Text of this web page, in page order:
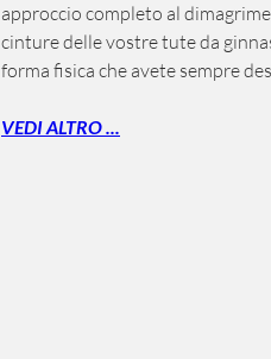
approccio completo al
cinture delle vostre tute da
forma fisica che avete sempre
VEDI ALTRO ...